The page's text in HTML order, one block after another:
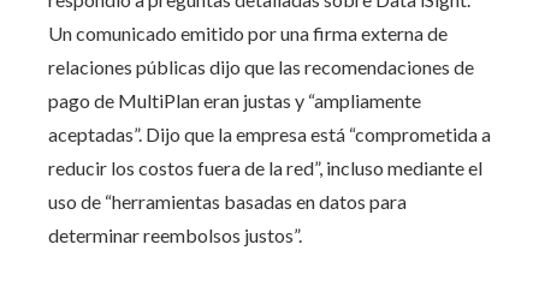
Un comunicado emitido por una firma externa de
relaciones públicas dijo que las recomendaciones de
pago de MultiPlan eran justas y “ampliamente
aceptadas”. Dijo que la empresa está “comprometida a
reducir los costos fuera de la red”, incluso mediante el
uso de “herramientas basadas en datos para
determinar reembolsos justos”.